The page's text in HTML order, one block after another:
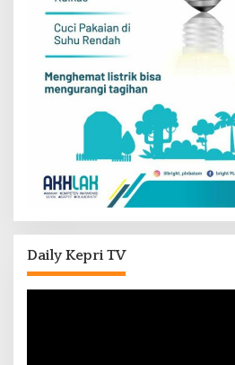
Daily Kepri TV